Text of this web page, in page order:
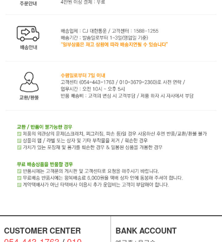
CUSTOMER CENTER BANK ACCOUNT